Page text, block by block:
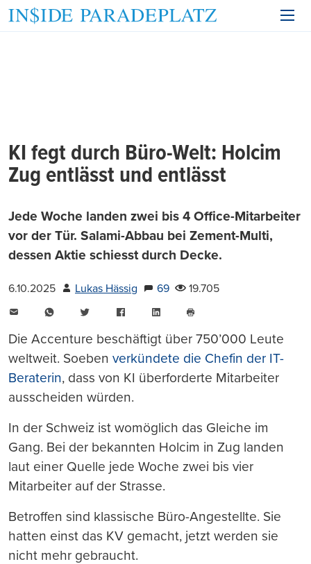
KI fegt durch Büro-Welt: Holcim
Zug entlässt und entlässt
Jede Woche landen zwei bis 4 Office-Mitarbeiter
vor der Tür. Salami-Abbau bei Zement-Multi,
dessen Aktie schiesst durch Decke.
6.10.2025 Lukas Hässig 69
19.705
WhatsAppTwitter FacebookLinkedIn
drucken
Die Accenture beschäftigt über 750’000 Leute
weltweit. Soeben verkündete die Chefin der IT-
Beraterin, dass von KI überforderte Mitarbeiter
ausscheiden würden.
In der Schweiz ist womöglich das Gleiche im
Gang. Bei der bekannten Holcim in Zug landen
laut einer Quelle jede Woche zwei bis vier
Mitarbeiter auf der Strasse.
Betroffen sind klassische Büro-Angestellte. Sie
hatten einst das KV gemacht, jetzt werden sie
nicht mehr gebraucht.